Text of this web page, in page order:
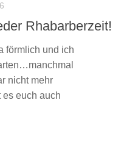
Rhabarberzeit!
förmlich und ich
nicht mehr
es euch auch